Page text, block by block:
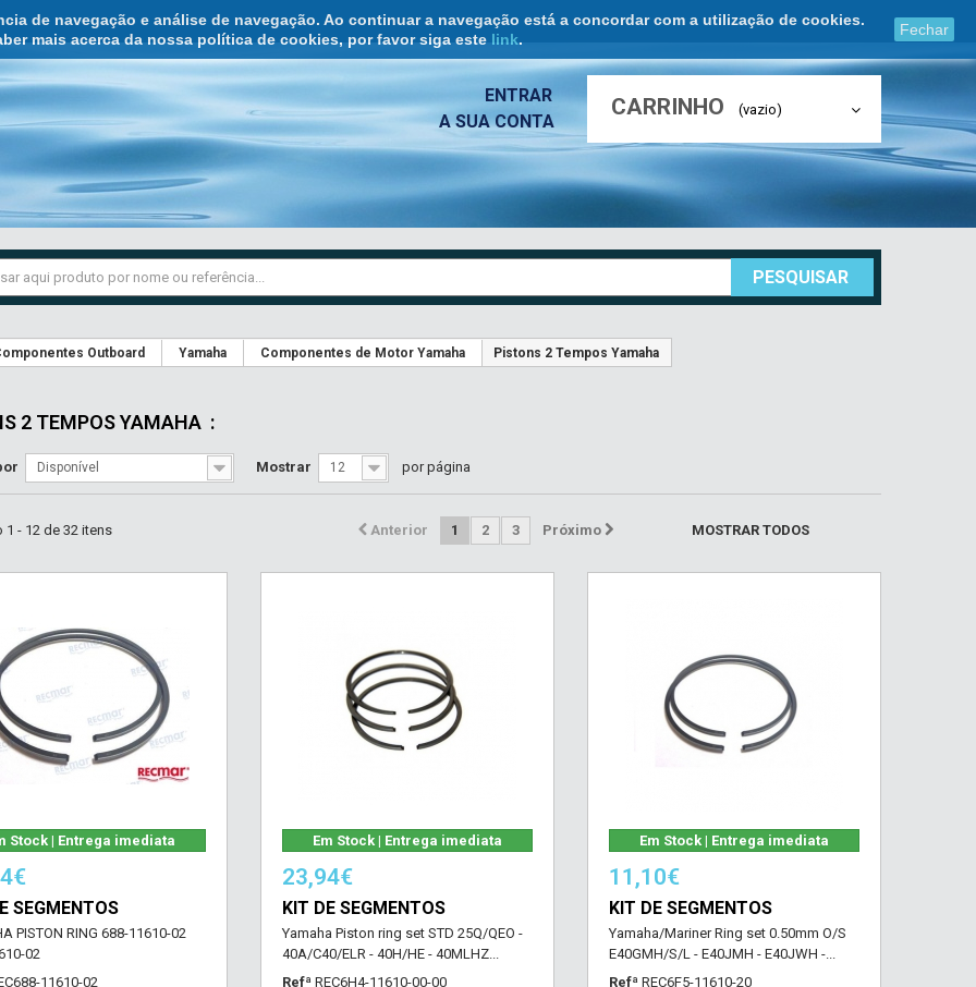
de navegação e análise de navegação. Ao continuar a navegação está a concordar com a utilização de cookies.
mais acerca da nossa política de cookies, por favor siga este link.
Fechar
CARRINHO (vazio)
ENTRAR
A SUA CONTA
PESQUISAR
Outboard Yamaha Componentes de Motor Yamaha Pistons 2 Tempos Yamaha
2 TEMPOS YAMAHA :
Disponível Mostrar 12 por página
MOSTRAR TODOS
Anterior 1 2 3 Próximo
- 12 de 32 itens
Stock | Entrega imediata
SEGMENTOS
PISTON RING 688-11610-02
02
11610-02
Em Stock | Entrega imediata
23,94€
KIT DE SEGMENTOS
Yamaha Piston ring set STD 25Q/QEO -
40A/C40/ELR - 40H/HE - 40MLHZ...
Refª REC6H4-11610-00-00
Em Stock | Entrega imediata
11,10€
KIT DE SEGMENTOS
Yamaha/Mariner Ring set 0.50mm O/S
E40GMH/S/L - E40JMH - E40JWH -...
Refª REC6F5-11610-20